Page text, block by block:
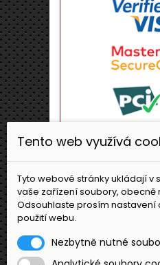
PRODUKTY
Novinky
Tento web využívá
Tyto webové stránky ukládají v
vaše zařízení soubory, obecně
Odsouhlaste prosím nastavení
použití webu.
Nezbytně nutné